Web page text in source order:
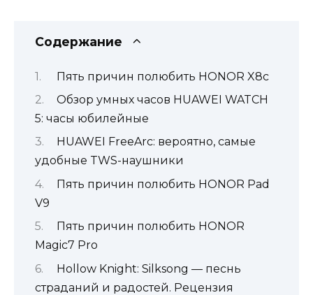
Содержание
Пять причин полюбить HONOR X8c
Обзор умных часов HUAWEI WATCH
5: часы юбилейные
HUAWEI FreeArc: вероятно, самые
удобные TWS-наушники
Пять причин полюбить HONOR Pad
V9
Пять причин полюбить HONOR
Magic7 Pro
Hollow Knight: Silksong — песнь
страданий и радостей. Рецензия